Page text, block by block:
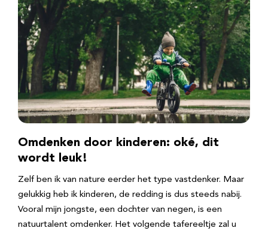
Omdenken door kinderen: oké, dit
wordt leuk!
Zelf ben ik van nature eerder het type vastdenker. Maar
gelukkig heb ik kinderen, de redding is dus steeds nabij.
Vooral mijn jongste, een dochter van negen, is een
natuurtalent omdenker. Het volgende tafereeltje zal u